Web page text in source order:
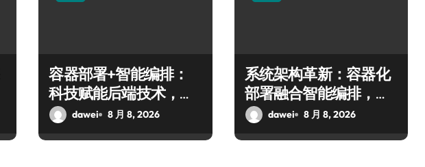
容器部署+智能编排：
科技赋能后端技术，服
务器效能跃升新高度
dawei 8 月 8, 2026
系统架构革新：容器化
部署融合智能编排，筑
牢科技安全防线
dawei 8 月 8, 2026